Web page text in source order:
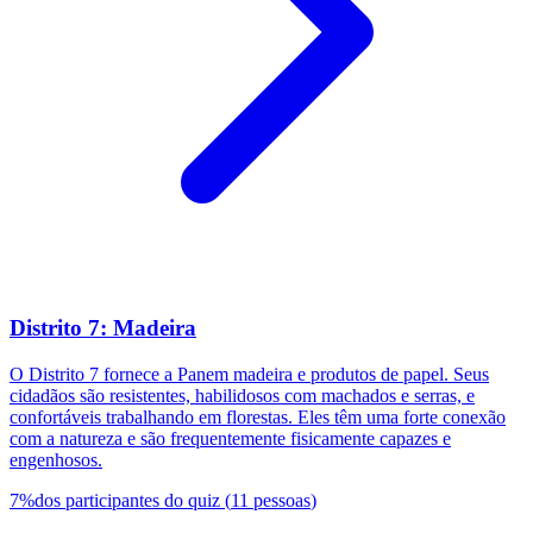
Distrito 7: Madeira
O Distrito 7 fornece a Panem madeira e produtos de papel. Seus
cidadãos são resistentes, habilidosos com machados e serras, e
confortáveis trabalhando em florestas. Eles têm uma forte conexão
com a natureza e são frequentemente fisicamente capazes e
engenhosos.
7%dos participantes do quiz (11 pessoas)